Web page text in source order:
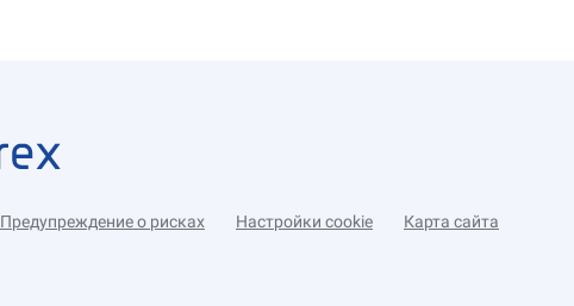
Предупреждение о рисках Настройки cookie Карта сайта